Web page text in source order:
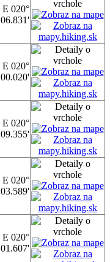
E 020°
06.831'
E 020°
00.020'
E 020°
09.355'
E 020°
03.589'
E 020°
01.607'